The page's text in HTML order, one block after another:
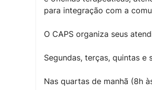
para integração com a
O CAPS organiza seus
Segundas, terças, quintas e
Nas quartas de manhã (8h